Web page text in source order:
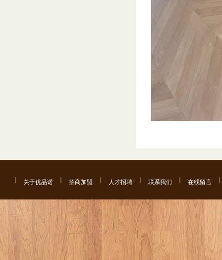
关于优品诺 招商加盟 人才招聘 联系我们 在线留言